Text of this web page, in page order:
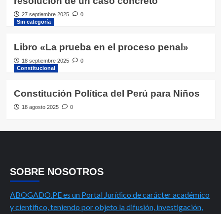
27 septiembre 2025
0
Sin categoría
Libro «La prueba en el proceso penal»
18 septiembre 2025
0
Constitucional
Constitución Política del Perú para Niños
18 agosto 2025 0
SOBRE NOSOTROS
ABOGADO.PE es un Portal Jurídico de carácter académico
y científico, teniendo por objeto la difusión, investigación,